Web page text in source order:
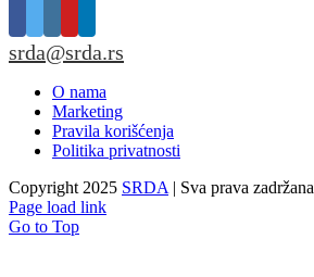
srda@srda.rs
O nama
Marketing
Pravila korišćenja
Politika privatnosti
Copyright 2025 SRDA | Sva prava zadržana
Page load link
Go to Top